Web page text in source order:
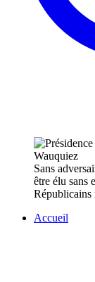
Sans
être élu sans
Républicains
Accueil